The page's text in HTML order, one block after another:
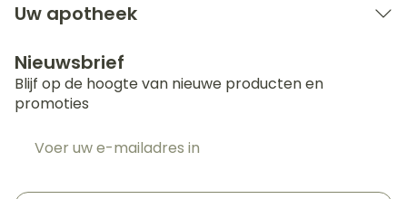
Uw apotheek
Nieuwsbrief
Blijf op de hoogte van nieuwe producten en
promoties